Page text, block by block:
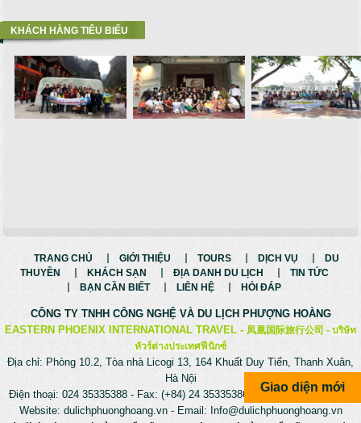
KHÁCH HÀNG TIÊU BIỂU
TRANG CHỦ GIỚI THIỆU TOURS DỊCH VỤ
DU
THUYỀN
KHÁCH SẠN ĐỊA DANH DU LỊCH
TIN TỨC
BẠN CẦN BIẾT
LIÊN HỆ HỎI ĐÁP
CÔNG TY TNHH CÔNG NGHỆ VÀ DU LỊCH PHƯỢNG HOÀNG
EASTERN PHOENIX INTERNATIONAL TRAVEL - 凤凰国际旅行公司 - บริษัท
ทัวร์ต่างประเทศฟีนิกซ์
Địa chỉ: Phòng 10.2, Tòa nhà Licogi 13, 164 Khuất Duy Tiến, Thanh Xuân,
Hà Nội
Điện thoại: 024 35335388 - Fax: (+84) 24 35335386 - Hotline: 0975699988
Website: dulichphuonghoang.vn- Email: Info@dulichphuonghoang.vn
Giao diện mới